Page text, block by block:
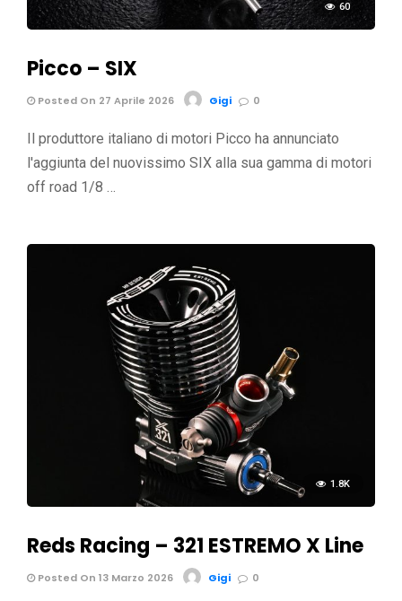
60
Picco – SIX
Posted On 27 Aprile 2026 Gigi 0
Il produttore italiano di motori Picco ha annunciato
l'aggiunta del nuovissimo SIX alla sua gamma di motori
off road 1/8 …
1.8K
Reds Racing – 321 ESTREMO X Line
Posted On 13 Marzo 2026 Gigi 0